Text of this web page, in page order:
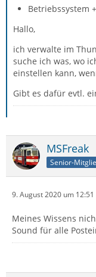
Betriebssystem
Hallo,
ich verwalte im
suche ich was, wo
einstellen kann,
Gibt es dafür evtl.
MSFreak
Senior-
9. August 2020 um 12:51
Meines Wissens
Sound für alle